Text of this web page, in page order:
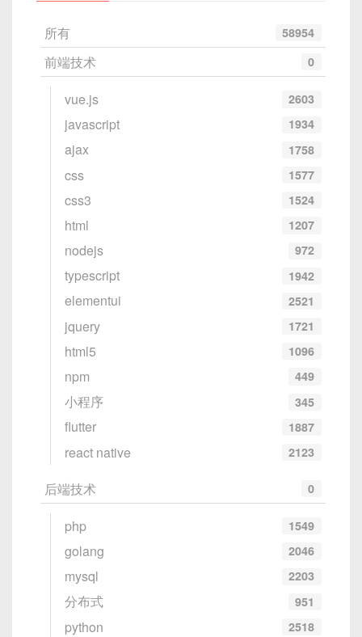
所有 58954
前端技术 0
vue.js 2603
javascript 1934
ajax 1758
css 1577
css3 1524
html 1207
nodejs 972
typescript 1942
elementui 2521
jquery 1721
html5 1096
npm 449
小程序 345
flutter 1887
react native 2123
后端技术 0
php 1549
golang 2046
mysql 2203
分布式 951
python 2518